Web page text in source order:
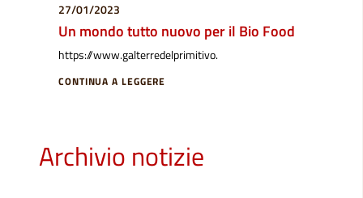
27/01/2023
Un mondo tutto nuovo per il Bio Food
https://www.galterredelprimitivo.
CONTINUA A LEGGERE
Archivio notizie